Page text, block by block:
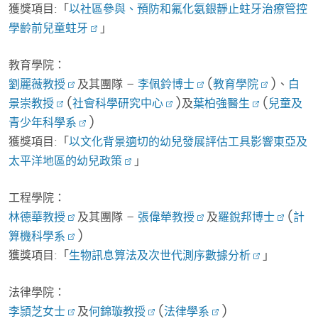
獲獎項目:「 以社區參與、預防和氟化氨銀靜止蛀牙治療管控
學齡前兒童蛀牙
」
教育學院：
劉麗薇教授
及其團隊 – 李佩鈴博士 ( 教育學院 )、 白
景崇教授
( 社會科學研究中心 )及葉柏強醫生 ( 兒童及
青少年科學系
)
獲獎項目:「 以文化背景適切的幼兒發展評估工具影響東亞及
太平洋地區的幼兒政策
」
工程學院：
林德華教授
及其團隊 – 張偉犖教授 及羅銳邦博士 ( 計
算機科學系
)
獲獎項目:「 生物訊息算法及次世代測序數據分析 」
法律學院：
李頴芝女士
及何錦璇教授 ( 法律學系
)